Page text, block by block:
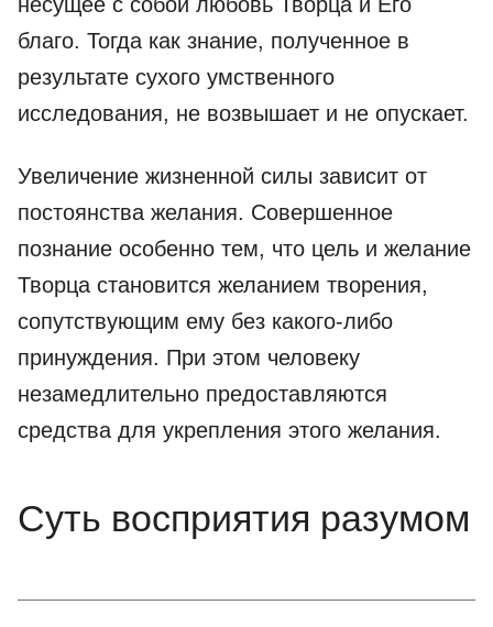
благо. Тогда как знание, полученное в
результате сухого умственного
исследования, не возвышает и не опускает.
Увеличение жизненной силы зависит от
постоянства желания. Совершенное
познание особенно тем, что цель и желание
Творца становится желанием творения,
сопутствующим ему без какого-либо
принуждения. При этом человеку
незамедлительно предоставляются
средства для укрепления этого желания.
Суть восприятия разумом